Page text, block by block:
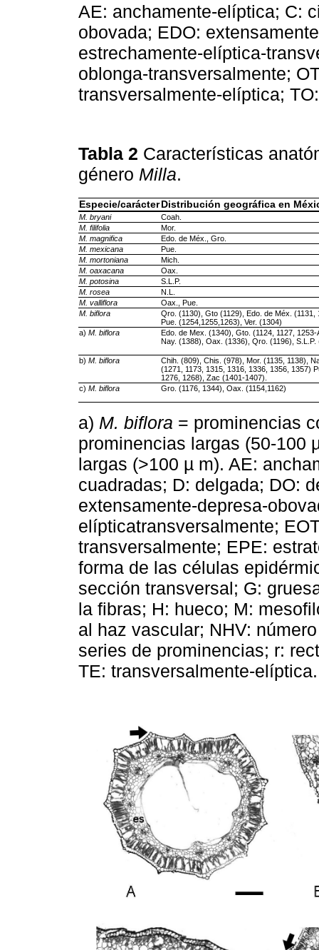
AE: anchamente-elíptica; C:
obovada; EDO:
estrechamente-elíptica-
oblonga-transversalmente;
transversalmente-elíptica;
Tabla 2 Características
género Milla.
Especie/carácter Distribución geográfica en
M. bryani
Coah.
M. filifolia
Mor.
M. magnifica
Edo. de Méx., Gro.
M. mexicana
Pue.
M. mortoniana
Mich.
M. oaxacana
Oax.
M. potosina
S.L.P.
M. rosea
N.L.
M. valliflora
Oax., Pue.
M. biflora
Qro. (1130), Gto (1129), Edo. de Méx. (1131,
Pue. (1254,1255,1263), Ver. (1304)
a) M. biflora
Edo. de Mex. (1340), Gto. (1124, 1127,
Nay. (1388), Oax. (1336), Qro. (1196),
b) M. biflora
Chih. (809), Chis. (978), Mor. (1135, 1138),
(1271, 1173, 1315, 1316, 1336, 1356, 1357)
1276, 1268), Zac (1401-1407).
c) M. biflora Gro. (1176, 1344), Oax. (1154,1162)
a) M. biflora = prominencias
prominencias largas (50-100
largas (>100 µ m). AE:
cuadradas; D: delgada; DO:
extensamente-depresa-
elípticatransversalmente;
transversalmente; EPE:
forma de las células
sección transversal; G:
la fibras; H: hueco; M:
al haz vascular; NHV:
series de prominencias; r:
TE: transversalmente-elíptica.